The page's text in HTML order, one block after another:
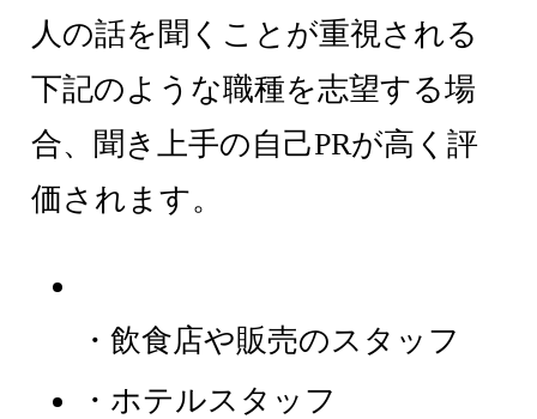
人の話を聞くことが重視される
下記のような職種を志望する場
合、聞き上手の自己PRが高く評
価されます。
・飲食店や販売のスタッフ
・ホテルスタッフ